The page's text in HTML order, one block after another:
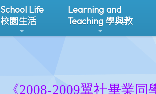
School Life
校園生活
Learning and
Teaching 學與教